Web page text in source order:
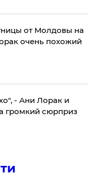
от Молдовы на
очень похожий
- Ани Лорак и
громкий сюрприз